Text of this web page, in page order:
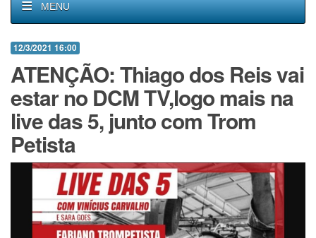
MENU
12/3/2021 16:00
ATENÇÃO: Thiago dos Reis vai
estar no DCM TV,logo mais na
live das 5, junto com Trom
Petista